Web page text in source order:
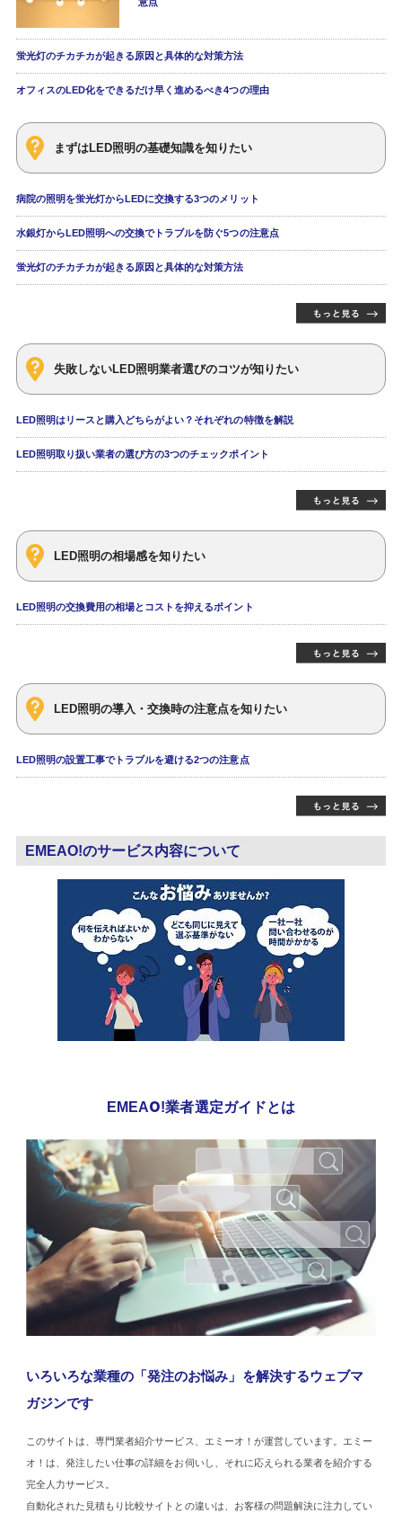
蛍光灯のチカチカが起きる原因と具体的な対策方法
オフィスのLED化をできるだけ早く進めるべき4つの理由
まずはLED照明の基礎知識を知りたい
病院の照明を蛍光灯からLEDに交換する3つのメリット
水銀灯からLED照明への交換でトラブルを防ぐ5つの注意点
蛍光灯のチカチカが起きる原因と具体的な対策方法
失敗しないLED照明業者選びのコツが知りたい
LED照明はリースと購入どちらがよい？それぞれの特徴を解説
LED照明取り扱い業者の選び方の3つのチェックポイント
LED照明の相場感を知りたい
LED照明の交換費用の相場とコストを抑えるポイント
LED照明の導入・交換時の注意点を知りたい
LED照明の設置工事でトラブルを避ける2つの注意点
EMEAO!のサービス内容について
EMEAO!業者選定ガイドとは
いろいろな業種の「発注のお悩み」を解決するウェブマ
ガジンです
このサイトは、専門業者紹介サービス、エミーオ！が運営しています。エミー
オ！は、発注したい仕事の詳細をお伺いし、それに応えられる業者を紹介する
完全人力サービス。
自動化された見積もり比較サイトとの違いは、お客様の問題解決に注力してい